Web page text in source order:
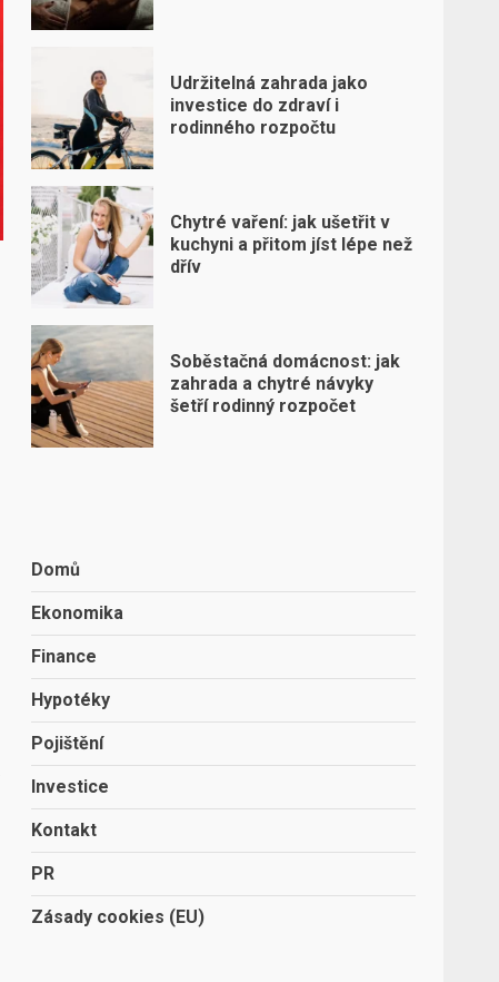
Udržitelná zahrada jako
investice do zdraví i
rodinného rozpočtu
Chytré vaření: jak ušetřit v
kuchyni a přitom jíst lépe než
dřív
Soběstačná domácnost: jak
zahrada a chytré návyky
šetří rodinný rozpočet
Domů
Ekonomika
Finance
Hypotéky
Pojištění
Investice
Kontakt
PR
Zásady cookies (EU)